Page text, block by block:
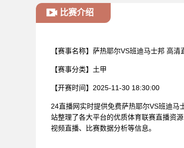
比赛介绍
【赛事名称】 萨热耶尔VS班迪马士邦 高清
【赛事分类】 土甲
【开赛时间】 2025-11-30 18:30:00
24直播网实时提供免费萨热耶尔VS班迪
站整理了各大平台的优质体育联赛直播资
视频直播、比赛数据分析等信息。